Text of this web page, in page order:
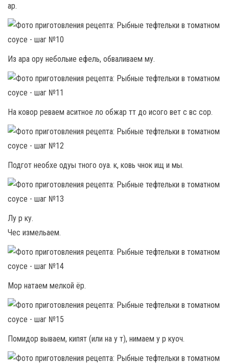
ар.
Из ара ору небольие ефель, обваливаем му.
На ковор реваем аситное ло обжар тт до исого вет с вс сор.
Подгот необхе одуы тного оуа. к, ковь чнок ищ и мы.
Лу р ку.
Чес измельаем.
Мор натаем мелкой ёр.
Помидор вываем, кипят (или на у т), нимаем у р куоч.